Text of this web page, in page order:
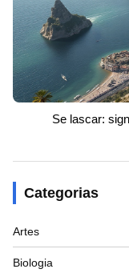
Se lascar:
Categorias
Artes
Biologia